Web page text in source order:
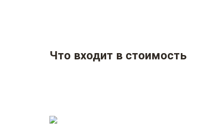
Что входит в стоимость